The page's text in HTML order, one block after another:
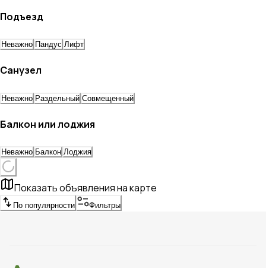
Подъезд
Неважно Пандус Лифт
Санузел
Неважно Раздельный Совмещенный
Балкон или лоджия
Неважно Балкон Лоджия
Показать объявления на карте
По популярности Фильтры